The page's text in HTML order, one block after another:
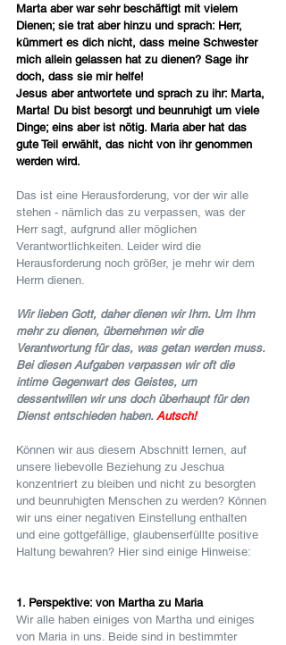
Marta aber war sehr beschäftigt mit vielem
Dienen; sie trat aber hinzu und sprach: Herr,
kümmert es dich nicht, dass meine Schwester
mich allein gelassen hat zu dienen? Sage ihr
doch, dass sie mir helfe!
Jesus aber antwortete und sprach zu ihr: Marta,
Marta! Du bist besorgt und beunruhigt um viele
Dinge; eins aber ist nötig. Maria aber hat das
gute Teil erwählt, das nicht von ihr genommen
werden wird.
Das ist eine Herausforderung, vor der wir alle
stehen - nämlich das zu verpassen, was der
Herr sagt, aufgrund aller möglichen
Verantwortlichkeiten. Leider wird die
Herausforderung noch größer, je mehr wir dem
Herrn dienen.
Wir lieben Gott, daher dienen wir Ihm. Um Ihm
mehr zu dienen, übernehmen wir die
Verantwortung für das, was getan werden muss.
Bei diesen Aufgaben verpassen wir oft die
intime Gegenwart des Geistes, um
dessentwillen wir uns doch überhaupt für den
Dienst entschieden haben. Autsch!
Können wir aus diesem Abschnitt lernen, auf
unsere liebevolle Beziehung zu Jeschua
konzentriert zu bleiben und nicht zu besorgten
und beunruhigten Menschen zu werden? Können
wir uns einer negativen Einstellung enthalten
und eine gottgefällige, glaubenserfüllte positive
Haltung bewahren? Hier sind einige Hinweise:
1. Perspektive: von Martha zu Maria
Wir alle haben einiges von Martha und einiges
von Maria in uns. Beide sind in bestimmter